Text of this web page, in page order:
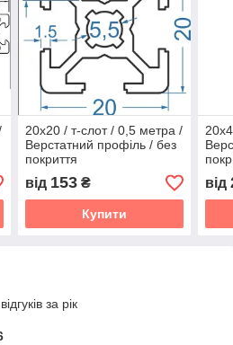
20х20 / т-слот / 0,5 метра /
Верстатний профіль / без
покриття
від 153₴
Купити
від
за рік